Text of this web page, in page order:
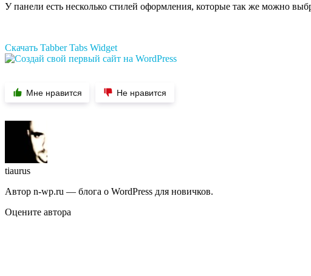
У панели есть несколько стилей оформления, которые так же можно
Скачать Tabber Tabs Widget
Мне нравится Не нравится
tiaurus
Автор n-wp.ru — блога о WordPress для новичков.
Оцените автора